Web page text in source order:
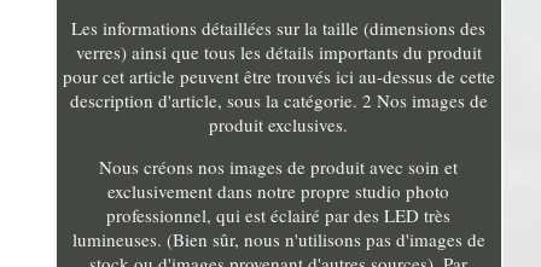
Les informations détaillées sur la taille (dimensions des
verres) ainsi que tous les détails importants du produit
pour cet article peuvent être trouvés ici au-dessus de cette
description d'article, sous la catégorie. 2 Nos images de
produit exclusives.
Nous créons nos images de produit avec soin et
exclusivement dans notre propre studio photo
professionnel, qui est éclairé par des LED très
lumineuses. (Bien sûr, nous n'utilisons pas d'images de